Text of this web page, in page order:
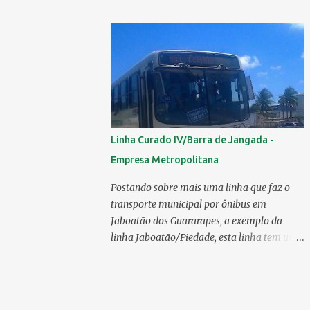
Apache VIP e o Millenium, líderes de venda
da Caio 1. CAIO Induscar 6.138 2. Marcopolo
2.572 3. Mascarello 1.026 4. Comil 16 5.
Neobus/Ciferal 4 Estas são associadas a
FABUS - Associação Nacional dos
Fabricantes de Ônibus , a Volare, que não faz
parte da associação, fabricou neste ano, 327
modelos urbanos. O que aconteceu com a
Comil ? A Comil vem de um processo de
recuperação judicial e fechamento de filial, o
que em 2025 fez com que a encarroçadora
só produzisse 16 unidades de ônibus
Linha Curado IV/Barra de Jangada -
Empresa Metropolitana
Postando sobre mais uma linha que faz o
transporte municipal por ônibus em
Jaboatão dos Guararapes, a exemplo da
linha Jaboatão/Piedade, esta linha tem um